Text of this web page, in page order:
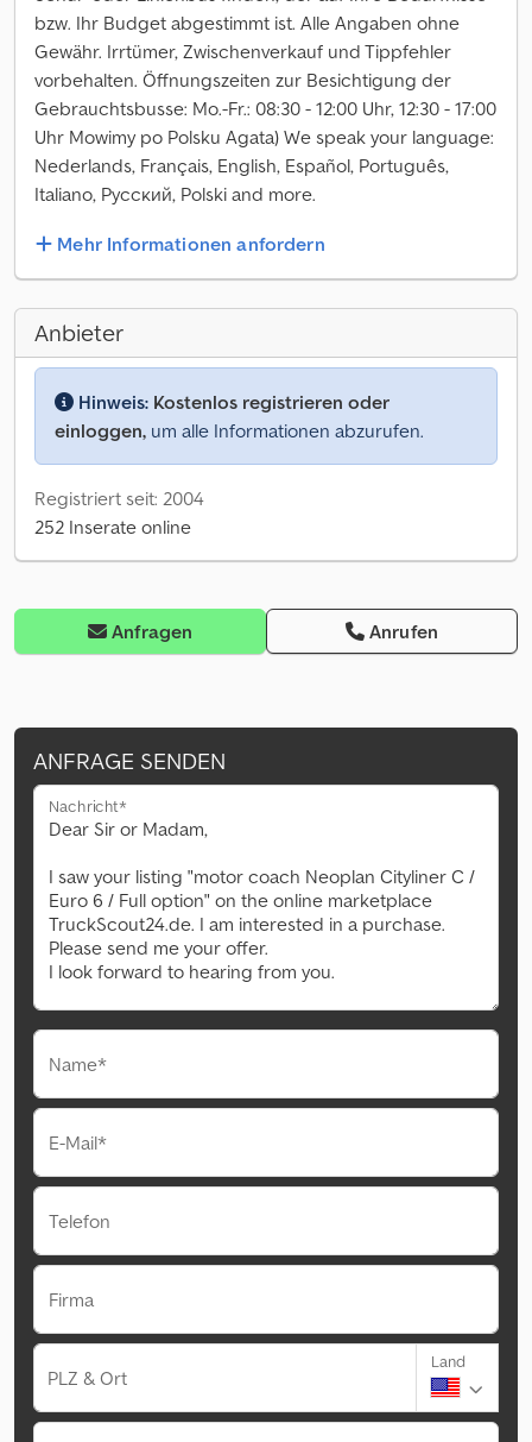
bzw. Ihr Budget abgestimmt ist. Alle Angaben ohne
Gewähr. Irrtümer, Zwischenverkauf und Tippfehler
vorbehalten. Öffnungszeiten zur Besichtigung der
Gebrauchtsbusse: Mo.-Fr.: 08:30 - 12:00 Uhr, 12:30 - 17:00
Uhr Mowimy po Polsku Agata) We speak your language:
Nederlands, Français, English, Español, Português,
Italiano, Русский, Polski and more.
Mehr Informationen anfordern
Anbieter
Hinweis: Kostenlos registrieren oder
einloggen, um alle Informationen abzurufen.
Registriert seit: 2004
252 Inserate online
Anfragen Anrufen
ANFRAGE SENDEN
Nachricht*
Name*
E-Mail*
Telefon
Firma
PLZ & Ort
Land